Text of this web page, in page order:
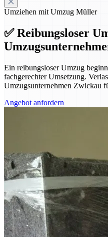
Umziehen mit Umzug Müller
✅ Reibungsloser
Ein reibungsloser Umzug
fachgerechter Umsetzung.
Umzugsunternehmen Zwickau
Angebot anfordern